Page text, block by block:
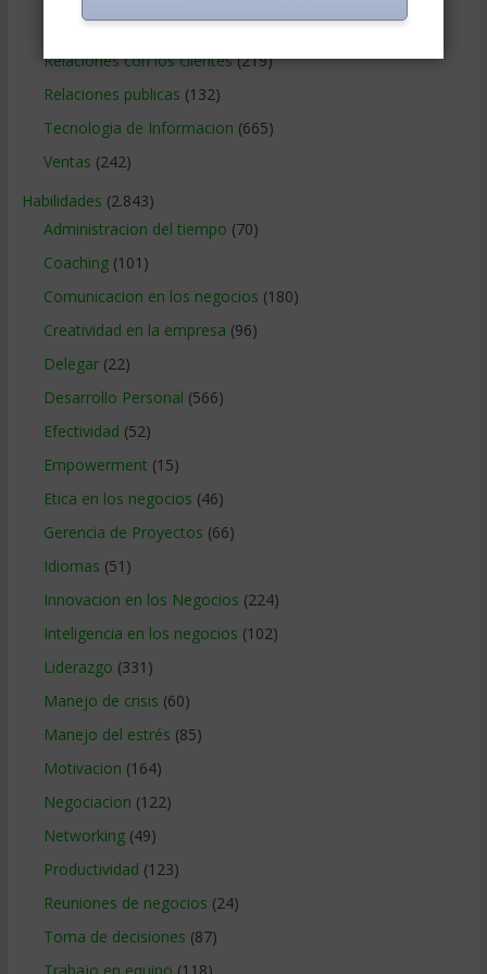
Recursos Humanos(865)
Relaciones con los clientes(219)
Relaciones publicas (132)
Tecnologia de Informacion (665)
Ventas (242)
Habilidades (2.843)
Administracion del tiempo (70)
Coaching(101)
Comunicacion en los negocios (180)
Creatividad en la empresa (96)
Delegar(22)
Desarrollo Personal (566)
Efectividad (52)
Empowerment (15)
Etica en los negocios (46)
Gerencia de Proyectos (66)
Idiomas (51)
Innovacion en los Negocios (224)
Inteligencia en los negocios (102)
Liderazgo (331)
Manejo de crisis (60)
Manejo del estrés (85)
Motivacion (164)
Negociacion (122)
Networking(49)
Productividad (123)
Reuniones de negocios (24)
Toma de decisiones (87)